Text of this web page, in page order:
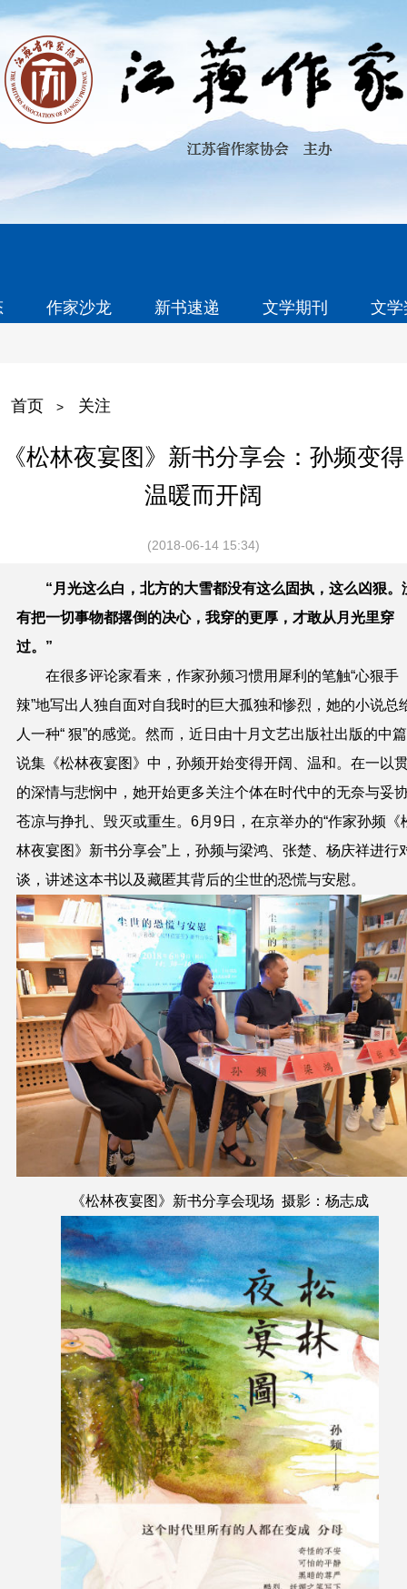
作家沙龙 新书速递 文学期刊 文
首页 > 关注
《松林夜宴图》新书分享会：孙频变得
温暖而开阔
(2018-06-14 15:34)
“月光这么白，北方的大雪都没有这么固执，这么凶狠。
有把一切事物都撂倒的决心，我穿的更厚，才敢从月光里穿
过。”
在很多评论家看来，作家孙频习惯用犀利的笔触“心狠手
辣”地写出人独自面对自我时的巨大孤独和惨烈，她的小说总
人一种“ 狠”的感觉。然而，近日由十月文艺出版社出版的中
说集《松林夜宴图》中，孙频开始变得开阔、温和。在一以
的深情与悲悯中，她开始更多关注个体在时代中的无奈与妥
苍凉与挣扎、毁灭或重生。6月9日，在京举办的“作家孙频《
林夜宴图》新书分享会”上，孙频与梁鸿、张楚、杨庆祥进行
谈，讲述这本书以及藏匿其背后的尘世的恐慌与安慰。
《松林夜宴图》新书分享会现场 摄影：杨志成